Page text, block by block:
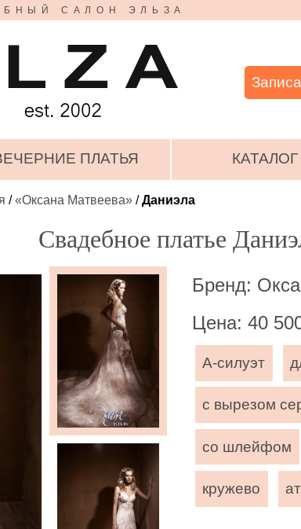
САЛОН ЭЛЬЗА
ПЛАТЬЯ КАТАЛОГ
/«Оксана Матвеева» /Даниэла
Свадебное платье
Бренд:
Цена: 40
А-силуэт
с вырезом
со шлейфом
кружево